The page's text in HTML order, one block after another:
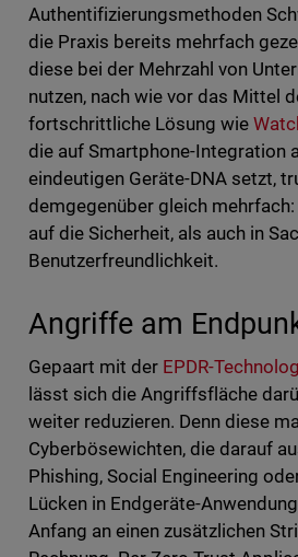
Authentifizierungsmethoden
die Praxis bereits mehrfach
diese bei der Mehrzahl von
nutzen, nach wie vor das Mittel
fortschrittliche Lösung wie
die auf Smartphone-Integration
eindeutigen Geräte-DNA setzt,
demgegenüber gleich
auf die Sicherheit, als auch in
Benutzerfreundlichkeit.
Angriffe am
Gepaart mit der EPDR-
lässt sich die Angriffsfläche
weiter reduzieren. Denn diese
Cyberbösewichten, die darauf
Phishing, Social Engineering
Lücken in Endgeräte-
Anfang an einen zusätzlichen